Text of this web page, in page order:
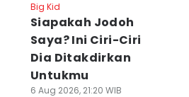
Big Kid
Siapakah Jodoh
Saya? Ini Ciri-Ciri
Dia Ditakdirkan
Untukmu
6 Aug 2026, 21:20 WIB